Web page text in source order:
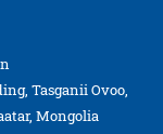
Tasganii Ovoo,
Mongolia